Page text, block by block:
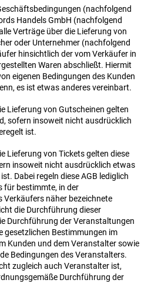
(nachfolgend
Handels GmbH (nachfolgend
Verträge über die Lieferung von
oder Unternehmer (nachfolgend
hinsichtlich der vom Verkäufer in
Waren abschließt. Hiermit
eigenen Bedingungen des Kunden
es ist etwas anderes vereinbart.
Lieferung von Gutscheinen gelten
sofern insoweit nicht ausdrücklich
ist.
Lieferung von Tickets gelten diese
insoweit nicht ausdrücklich etwas
Dabei regeln diese AGB lediglich
für bestimmte, in der
Verkäufers näher bezeichnete
die Durchführung dieser
Durchführung der Veranstaltungen
gesetzlichen Bestimmungen im
Kunden und dem Veranstalter sowie
Bedingungen des Veranstalters.
zugleich auch Veranstalter ist,
Durchführung der